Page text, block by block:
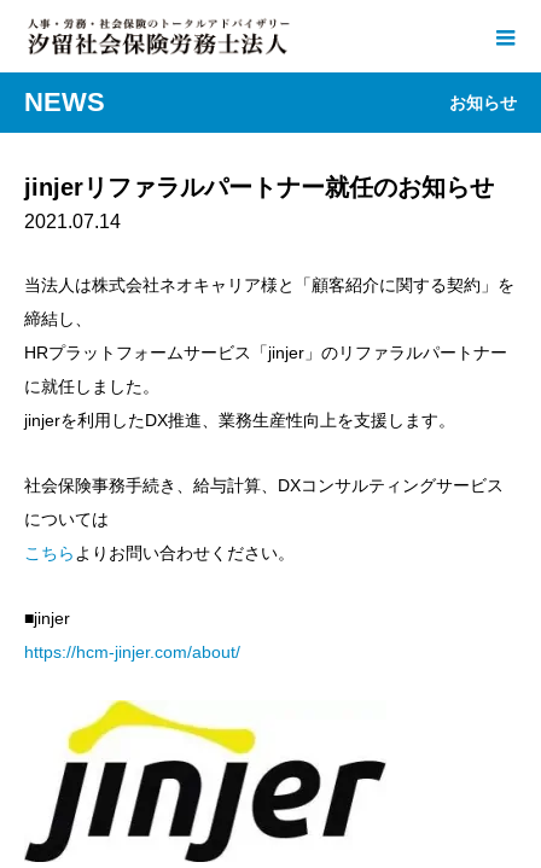
NEWS お知らせ
jinjerリファラルパートナー就任のお知らせ
2021.07.14
当法人は株式会社ネオキャリア様と「顧客紹介に関する契約」を
締結し、
HRプラットフォームサービス「jinjer」のリファラルパートナー
に就任しました。
jinjerを利用したDX推進、業務生産性向上を支援します。
社会保険事務手続き、給与計算、DXコンサルティングサービス
については
こちら よりお問い合わせください。
■jinjer
https://hcm-jinjer.com/about/